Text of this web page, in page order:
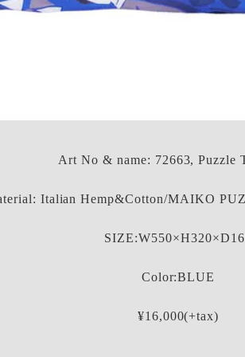
Art No & name: 72663, Puzzle
Italian Hemp&Cotton/MAIKO
Color:BLUE
¥16,000(+tax)